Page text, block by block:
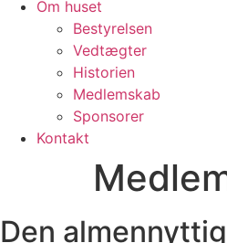
Om huset
Bestyrelsen
Vedtægter
Historien
Medlemskab
Sponsorer
Kontakt
Den